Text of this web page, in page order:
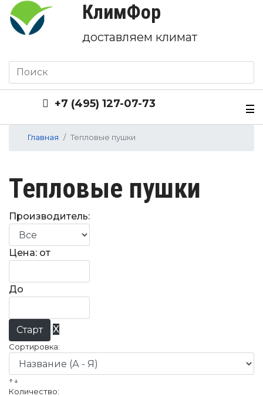
КлимФор
доставляем климат
+7 (495) 127-07-73
Главная Тепловые пушки
Тепловые пушки
Производитель:
Цена: от
До
X
Сортировка:
↑↓
Количество: